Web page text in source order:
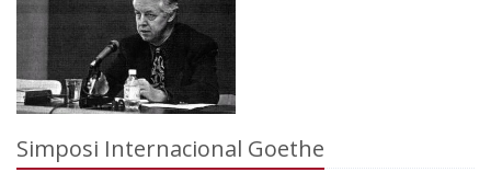
Simposi Internacional Goethe